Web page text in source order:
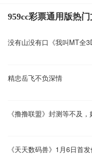
959cc彩票通用版热
精忠岳飞不负深情